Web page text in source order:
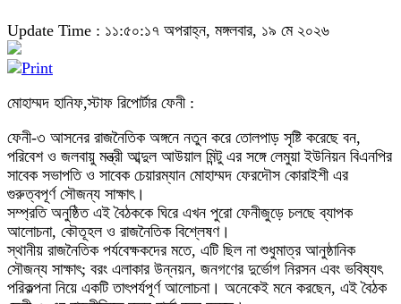
Update Time : ১১:৫০:১৭ অপরাহ্ন, মঙ্গলবার, ১৯ মে ২০২৬
মোহাম্মদ হানিফ,স্টাফ রিপোর্টার ফেনী :
ফেনী-৩ আসনের রাজনৈতিক অঙ্গনে নতুন করে তোলপাড় সৃষ্টি করেছে বন,
পরিবেশ ও জলবায়ু মন্ত্রী আব্দুল আউয়াল মিন্টু এর সঙ্গে লেমুয়া ইউনিয়ন বিএনপির
সাবেক সভাপতি ও সাবেক চেয়ারম্যান মোহাম্মদ ফেরদৌস কোরাইশী এর
গুরুত্বপূর্ণ সৌজন্য সাক্ষাৎ।
সম্প্রতি অনুষ্ঠিত এই বৈঠককে ঘিরে এখন পুরো ফেনীজুড়ে চলছে ব্যাপক
আলোচনা, কৌতূহল ও রাজনৈতিক বিশ্লেষণ।
স্থানীয় রাজনৈতিক পর্যবেক্ষকদের মতে, এটি ছিল না শুধুমাত্র আনুষ্ঠানিক
সৌজন্য সাক্ষাৎ; বরং এলাকার উন্নয়ন, জনগণের দুর্ভোগ নিরসন এবং ভবিষ্যৎ
পরিকল্পনা নিয়ে একটি তাৎপর্যপূর্ণ আলোচনা। অনেকেই মনে করছেন, এই বৈঠক